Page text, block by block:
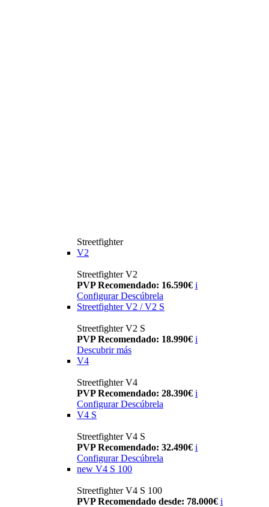
Streetfighter
V2
Streetfighter V2
PVP Recomendado: 16.590€ i
Configurar Descúbrela
Streetfighter V2 / V2 S
Streetfighter V2 S
PVP Recomendado: 18.990€ i
Descubrir más
V4
Streetfighter V4
PVP Recomendado: 28.390€ i
Configurar Descúbrela
V4 S
Streetfighter V4 S
PVP Recomendado: 32.490€ i
Configurar Descúbrela
new V4 S 100
Streetfighter V4 S 100
PVP Recomendado desde: 78.000€ i